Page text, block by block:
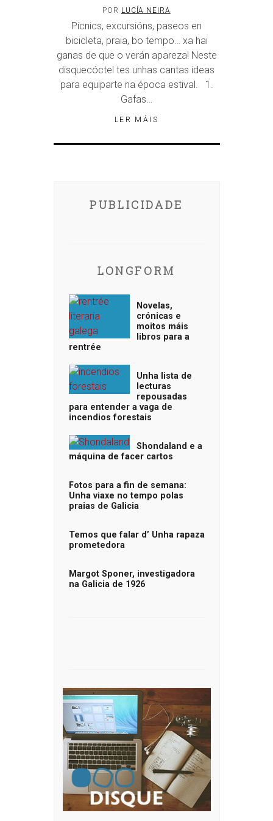
POR LUCÍA NEIRA
Pícnics, excursións, paseos en
bicicleta, praia, bo tempo… xa hai
ganas de que o verán apareza! Neste
disquecóctel tes unhas cantas ideas
para equiparte na época estival. 1.
Gafas…
LER MÁIS
PUBLICIDADE
LONGFORM
Novelas,
crónicas e
moitos máis
libros para a
rentrée
Unha lista de
lecturas
repousadas
para entender a vaga de
incendios forestais
Shondaland e a
máquina de facer cartos
Fotos para a fin de semana:
Unha viaxe no tempo polas
praias de Galicia
Temos que falar d’ Unha rapaza
prometedora
Margot Sponer, investigadora
na Galicia de 1926